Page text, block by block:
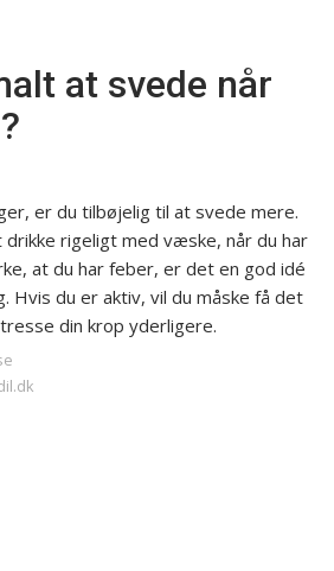
at svede når
er du tilbøjelig til at svede mere.
rigeligt med væske, når du har
at du har feber, er det en god idé
Hvis du er aktiv, vil du måske få det
din krop yderligere.